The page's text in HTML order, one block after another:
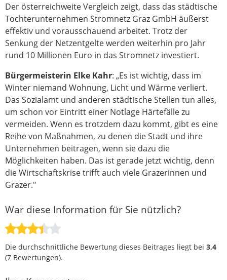
Der österreichweite Vergleich zeigt, dass das städtische
Tochterunternehmen Stromnetz Graz GmbH äußerst
effektiv und vorausschauend arbeitet. Trotz der
Senkung der Netzentgelte werden weiterhin pro Jahr
rund 10 Millionen Euro in das Stromnetz investiert.
Bürgermeisterin Elke Kahr: „Es ist wichtig, dass im
Winter niemand Wohnung, Licht und Wärme verliert.
Das Sozialamt und anderen städtische Stellen tun alles,
um schon vor Eintritt einer Notlage Härtefälle zu
vermeiden. Wenn es trotzdem dazu kommt, gibt es eine
Reihe von Maßnahmen, zu denen die Stadt und ihre
Unternehmen beitragen, wenn sie dazu die
Möglichkeiten haben. Das ist gerade jetzt wichtig, denn
die Wirtschaftskrise trifft auch viele Grazerinnen und
Grazer."
War diese Information für Sie nützlich?
Die durchschnittliche Bewertung dieses Beitrages liegt bei 3,4
(7 Bewertungen).